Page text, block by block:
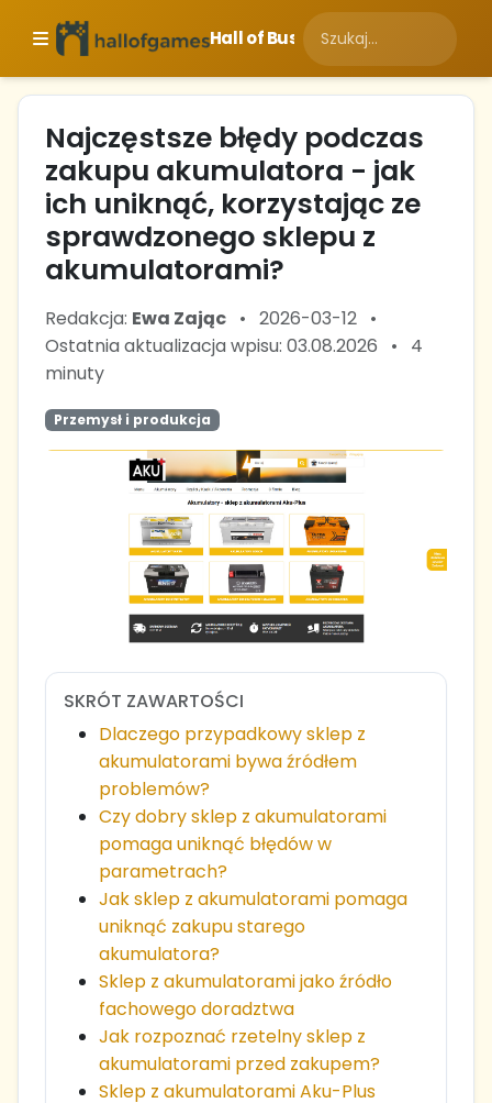
Hall of Business
Najczęstsze błędy podczas
zakupu akumulatora - jak
ich uniknąć, korzystając ze
sprawdzonego sklepu z
akumulatorami?
Redakcja: Ewa Zając • 2026-03-12 •
Ostatnia aktualizacja wpisu: 03.08.2026
•
4
minuty
Przemysł i produkcja
SKRÓT ZAWARTOŚCI
Dlaczego przypadkowy sklep z
akumulatorami bywa źródłem
problemów?
Czy dobry sklep z akumulatorami
pomaga uniknąć błędów w
parametrach?
Jak sklep z akumulatorami pomaga
uniknąć zakupu starego
akumulatora?
Sklep z akumulatorami jako źródło
fachowego doradztwa
Jak rozpoznać rzetelny sklep z
akumulatorami przed zakupem?
Sklep z akumulatorami Aku-Plus